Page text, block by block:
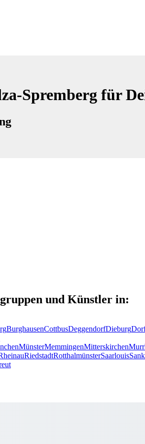
Spremberg für
und Künstler in:
BurghausenCottbusDeggendorfDieburg
MünsterMemmingenMitterskirchen
RiedstadtRotthalmünsterSaarlouis